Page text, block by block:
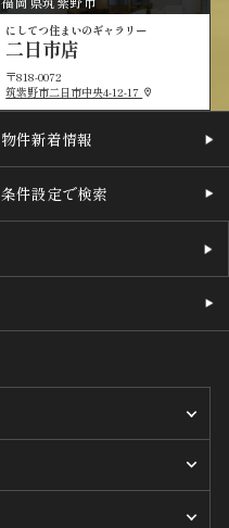
にしてつ住まいのギャラリー
二日市店
〒818-0072
筑紫野市二日市中央4-12-17 location_on
物件新着情報
条件設定で検索